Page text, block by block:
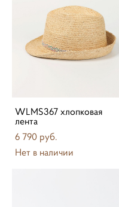
WLMS367 хлопковая
лента
6 790 pуб.
Нет в наличии